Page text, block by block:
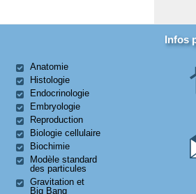
Anatomie
Histologie
Endocrinologie
Embryologie
Reproduction
Biologie cellulaire
Biochimie
Modèle standard
des particules
Gravitation et
Big Bang
Infos